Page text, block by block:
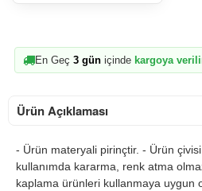
En Geç 3 gün içinde kargoya
Ürün Açıklaması
- Ürün materyali pirinçtir. - Ürün
kullanımda kararma, renk atma
kaplama ürünleri kullanmaya uygun